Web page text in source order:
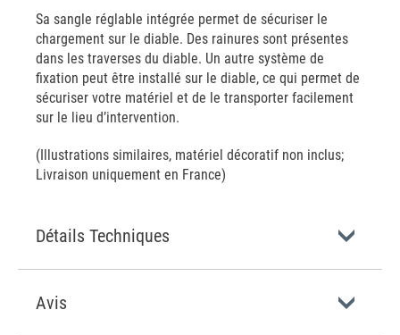
Sa sangle réglable intégrée permet de sécuriser le
chargement sur le diable. Des rainures sont présentes
dans les traverses du diable. Un autre système de
fixation peut être installé sur le diable, ce qui permet de
sécuriser votre matériel et de le transporter facilement
sur le lieu d’intervention.
(Illustrations similaires, matériel décoratif non inclus;
Livraison uniquement en France)
Détails Techniques
Avis